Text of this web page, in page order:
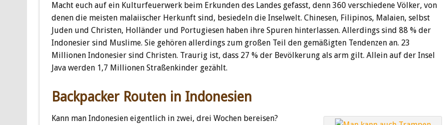
Macht euch auf ein Kulturfeuerwerk beim Erkunden des Landes gefasst, denn 360 verschiedene Völker, von
denen die meisten malaiischer Herkunft sind, besiedeln die Inselwelt. Chinesen, Filipinos, Malaien, selbst
Juden und Christen, Holländer und Portugiesen haben ihre Spuren hinterlassen. Allerdings sind 88 % der
Indonesier sind Muslime. Sie gehören allerdings zum großen Teil den gemäßigten Tendenzen an. 23
Millionen Indonesier sind Christen. Traurig ist, dass 27 % der Bevölkerung als arm gilt. Allein auf der Insel
Java werden 1,7 Millionen Straßenkinder gezählt.
Backpacker Routen in Indonesien
Kann man Indonesien eigentlich in zwei, drei Wochen bereisen?